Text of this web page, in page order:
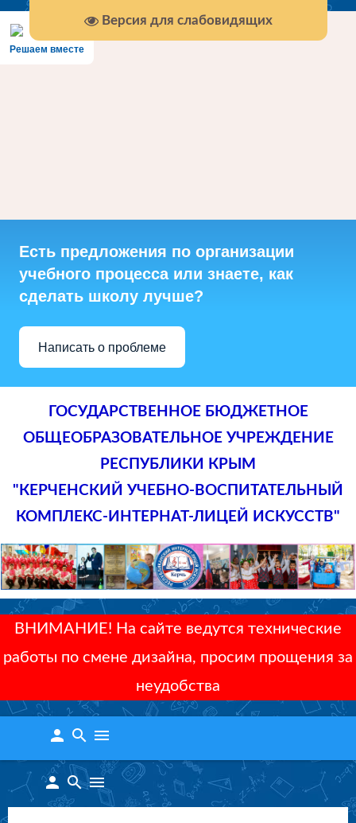
Версия для слабовидящих
Решаем вместе
Есть предложения по организации
учебного процесса или знаете, как
сделать школу лучше?
Написать о проблеме
ГОСУДАРСТВЕННОЕ БЮДЖЕТНОЕ
ОБЩЕОБРАЗОВАТЕЛЬНОЕ УЧРЕЖДЕНИЕ
РЕСПУБЛИКИ КРЫМ
"КЕРЧЕНСКИЙ УЧЕБНО-ВОСПИТАТЕЛЬНЫЙ
КОМПЛЕКС-ИНТЕРНАТ-ЛИЦЕЙ ИСКУССТВ"
ВНИМАНИЕ! На сайте ведутся технические
работы по смене дизайна, просим прощения за
неудобства
person search menu
person searchmenu